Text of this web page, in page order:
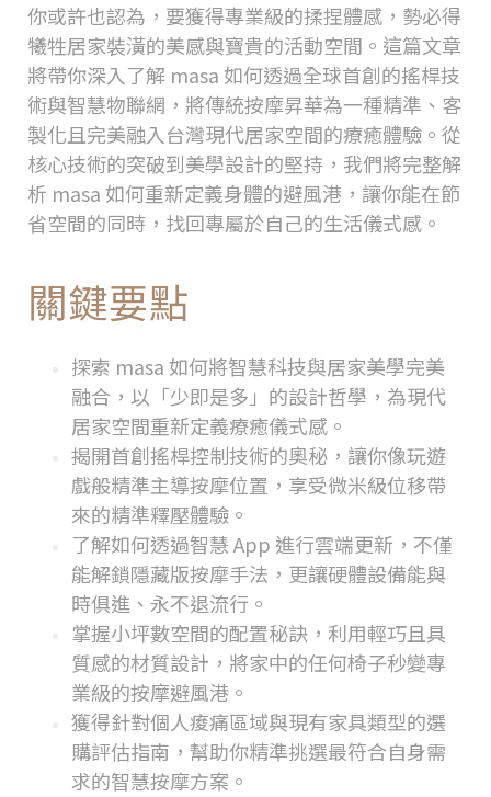
你或許也認為，要獲得專業級的揉捏體感，勢必得
犧牲居家裝潢的美感與寶貴的活動空間。這篇文章
將帶你深入了解 masa如何透過全球首創的搖桿技
術與智慧物聯網，將傳統按摩昇華為一種精準、客
製化且完美融入台灣現代居家空間的療癒體驗。從
核心技術的突破到美學設計的堅持，我們將完整解
析 masa如何重新定義身體的避風港，讓你能在節
省空間的同時，找回專屬於自己的生活儀式感。
關鍵要點
探索 masa如何將智慧科技與居家美學完美
融合，以「少即是多」的設計哲學，為現代
居家空間重新定義療癒儀式感。
揭開首創搖桿控制技術的奧秘，讓你像玩遊
戲般精準主導按摩位置，享受微米級位移帶
來的精準釋壓體驗。
了解如何透過智慧App 進行雲端更新，不僅
能解鎖隱藏版按摩手法，更讓硬體設備能與
時俱進、永不退流行。
掌握小坪數空間的配置秘訣，利用輕巧且具
質感的材質設計，將家中的任何椅子秒變專
業級的按摩避風港。
獲得針對個人痠痛區域與現有家具類型的選
購評估指南，幫助你精準挑選最符合自身需
求的智慧按摩方案。